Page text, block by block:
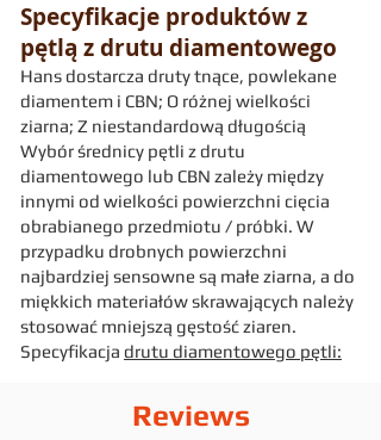
Specyfikacje produktów z
pętlą z drutu diamentowego
Hans dostarcza druty tnące, powlekane
diamentem i CBN; O różnej wielkości
ziarna; Z niestandardową długością
Wybór średnicy pętli z drutu
diamentowego lub CBN zależy między
innymi od wielkości powierzchni cięcia
obrabianego przedmiotu / próbki. W
przypadku drobnych powierzchni
najbardziej sensowne są małe ziarna, a do
miękkich materiałów skrawających należy
stosować mniejszą gęstość ziaren.
Specyfikacja drutu diamentowego pętli:
Reviews